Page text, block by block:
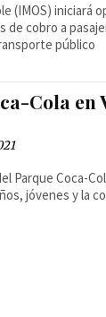
(IMOS) iniciará
de cobro a
público
Cola en
Parque Coca-
jóvenes y la